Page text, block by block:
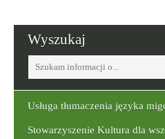
Wyszukaj
wpisz
Usługa tłumaczenia języka
Stowarzyszenie Kultura dla